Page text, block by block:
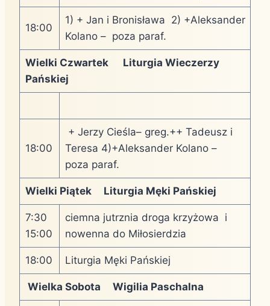
18:00
1) + Jan i Bronisława 2) +Aleksander
Kolano – poza paraf.
Wielki Czwartek Liturgia Wieczerzy
Pańskiej
18:00
+ Jerzy Cieśla– greg.++ Tadeusz i
Teresa 4)+Aleksander Kolano –
poza paraf.
Wielki Piątek Liturgia Męki Pańskiej
7:30
15:00
ciemna jutrznia droga krzyżowa i
nowenna do Miłosierdzia
18:00 Liturgia Męki Pańskiej
Wielka Sobota Wigilia Paschalna